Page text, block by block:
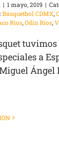
| 1 mayo, 2019 |
Basquetbol CDMX,
Ríos,Odín Ríos,
tuvimos
a
Ángel